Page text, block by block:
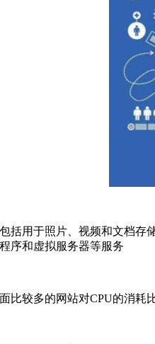
括用于照片、视频和文档
序和虚拟服务器等服务
比较多的网站对CPU的消耗